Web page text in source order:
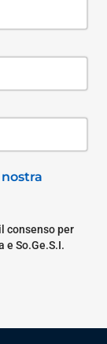
consenso per
So.Ge.S.I.